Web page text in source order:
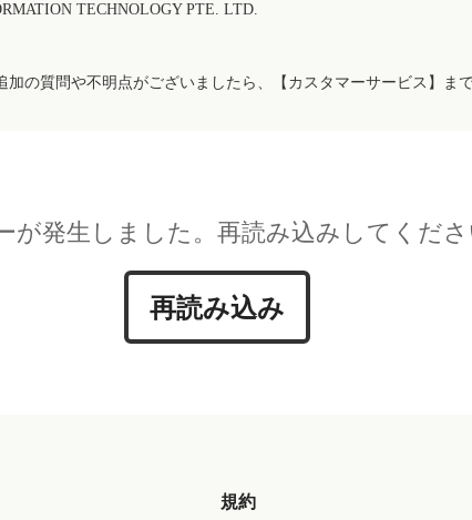
TECHNOLOGY PTE. LTD.
の質問や不明点がございましたら、【カスタマーサービス】ま
が発生しました。再読み込みしてくだ
再読み込み
規約